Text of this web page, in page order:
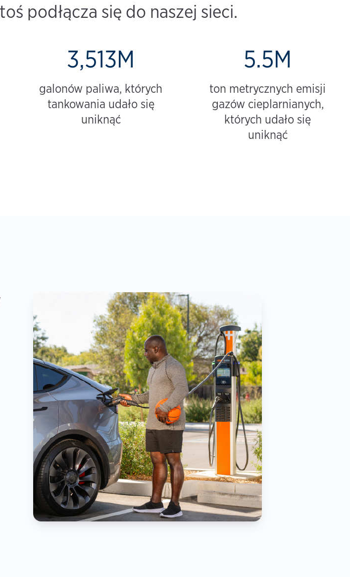
podłącza się do naszej sieci.
3,513M
galonów paliwa, których
tankowania udało się
uniknąć
5.5M
ton metrycznych emisji
gazów cieplarnianych,
których udało się
uniknąć